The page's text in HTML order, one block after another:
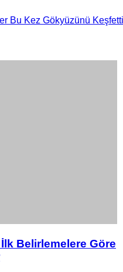
Bu Kez Gökyüzünü Keşfetti
Belirlemelere Göre